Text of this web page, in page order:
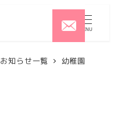
MENU
お知らせ一覧
幼稚園